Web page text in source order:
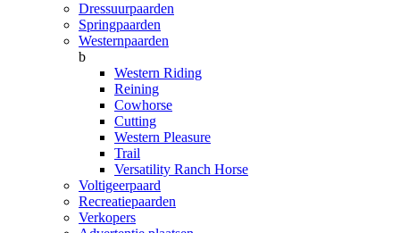
Dressuurpaarden
Springpaarden
Westernpaarden
b
Western Riding
Reining
Cowhorse
Cutting
Western Pleasure
Trail
Versatility Ranch Horse
Voltigeerpaard
Recreatiepaarden
Verkopers